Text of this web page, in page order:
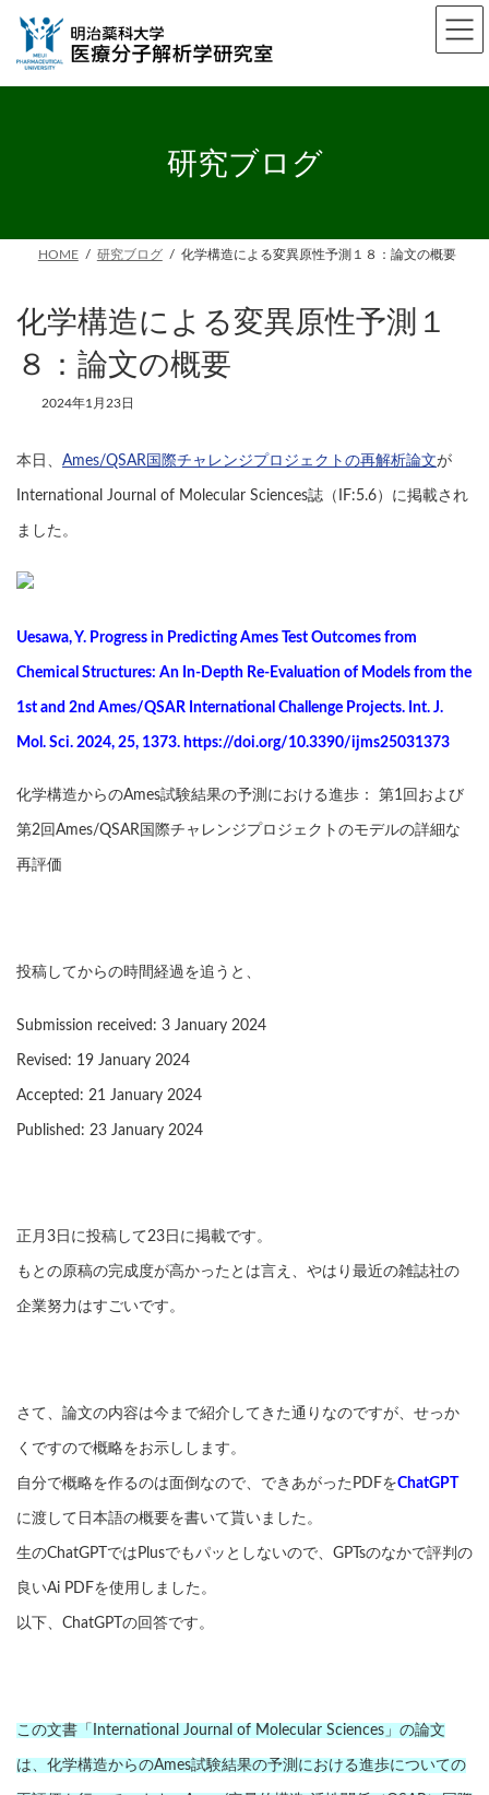
ツ
シ
研究ブログ
HOME 研究ブログ 化学構造による変異原性予測１８：論文の概要
化学構造による変異原性予測１
８：論文の概要
2024年1月23日
本日、 Ames/QSAR国際チャレンジプロジェクトの再解析論文が
International Journal of Molecular Sciences誌（IF:5.6）に掲載され
ました。
Uesawa, Y. Progress in Predicting Ames Test Outcomes from
Chemical Structures: An In-Depth Re-Evaluation of Models from the
1st and 2nd Ames/QSAR International Challenge Projects. Int. J.
Mol. Sci. 2024, 25, 1373. https://doi.org/10.3390/ijms25031373
化学構造からのAmes試験結果の予測における進歩： 第1回および
第2回Ames/QSAR国際チャレンジプロジェクトのモデルの詳細な
再評価
投稿してからの時間経過を追うと、
Submission received: 3 January 2024
Revised: 19 January 2024
Accepted: 21 January 2024
Published: 23 January 2024
正月3日に投稿して23日に掲載です。
もとの原稿の完成度が高かったとは言え、やはり最近の雑誌社の
企業努力はすごいです。
さて、論文の内容は今まで紹介してきた通りなのですが、せっか
くですので概略をお示しします。
自分で概略を作るのは面倒なので、できあがったPDFをChatGPT
に渡して日本語の概要を書いて貰いました。
生のChatGPTではPlusでもパッとしないので、GPTsのなかで評判の
良いAi PDFを使用しました。
以下、ChatGPTの回答です。
この文書「International Journal of Molecular Sciences」の論文
は、化学構造からのAmes試験結果の予測における進歩についての